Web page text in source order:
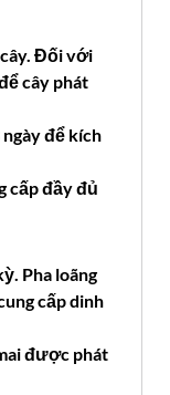
Đối với
cây phát
để kích
cấp đầy đủ
Pha loãng
cấp dinh
được phát